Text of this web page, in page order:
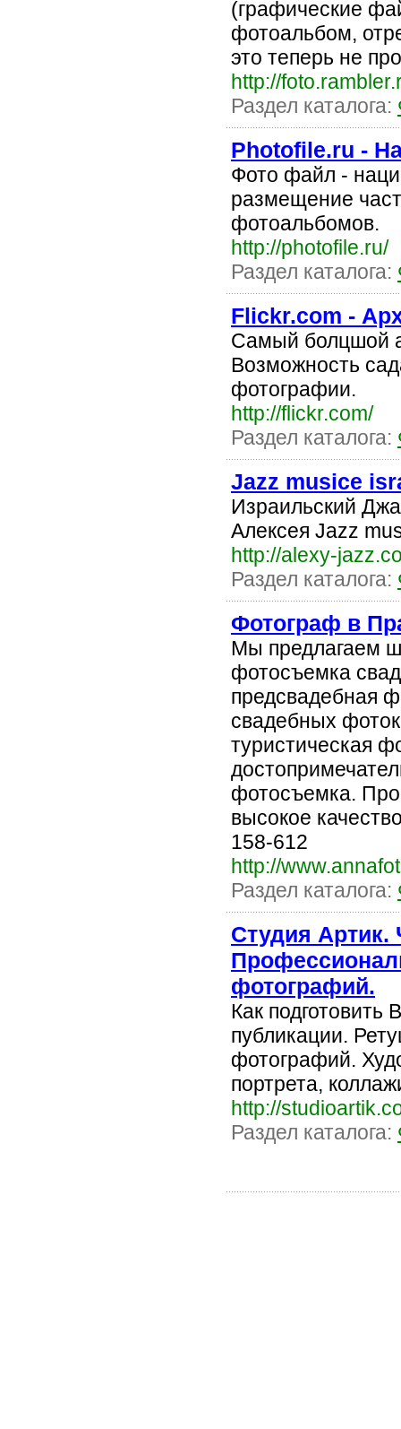
(графические
фотоальбом,
это теперь не
http://
Раздел каталога:
Photofile.ru -
Фото файл -
размещение
фотоальбомов.
http://photofile.ru/
Раздел каталога:
Flickr.com -
Самый болцшой
Возможность
фотографии.
http://flickr.com/
Раздел каталога:
Jazz musice
Израильский
Алексея Jazz
http://alexy-
Раздел каталога:
Фотограф в
Мы предлагаем
фотосъемка
предсвадебная
свадебных
туристическая
фотосъемка.
высокое
158-612
http://
Раздел каталога:
Студия
фотографий.
Как
публикации.
фотографий.
портрета,
http://
Раздел каталога: